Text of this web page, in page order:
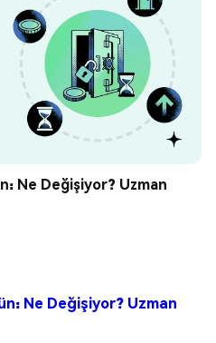
Ne Değişiyor? Uzman
Ne Değişiyor? Uzman